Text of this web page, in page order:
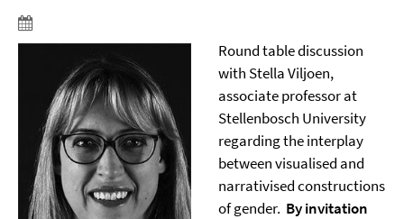
Round table discussion
with Stella Viljoen,
associate professor at
Stellenbosch University
regarding the interplay
between visualised and
narrativised constructions
of gender. By invitation